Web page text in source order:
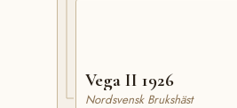
Vega II 1926
Nordsvensk Brukshäst